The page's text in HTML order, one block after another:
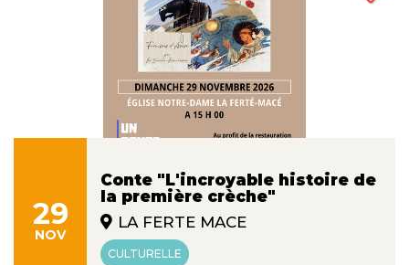
29
NOV
Conte "L'incroyable histoire de
la première crèche"
LA FERTE MACE
CULTURELLE